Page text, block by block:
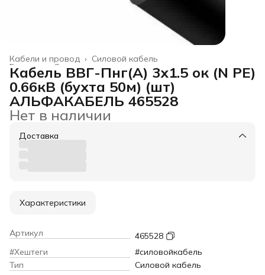
Силовой кабель
Кабели и провод ›
Строительство и ремонт ›
Главная
Кабель ВВГ-Пнг(А) 3х1.5 ок (N PE)
0.66кВ (бухта 50м) (шт)
АЛЬФАКАБЕЛЬ 465528
Нет в наличии
Доставка
Характеристики
Артикул
465528
#Хештеги
#силовойкабель
Тип
Силовой кабель